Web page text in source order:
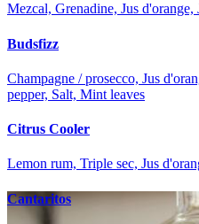
Mezcal, Grenadine, Jus d'orange,
Budsfizz
Champagne / prosecco, Jus
pepper, Salt, Mint leaves
Citrus Cooler
Lemon rum, Triple sec, Jus
Cantaritos